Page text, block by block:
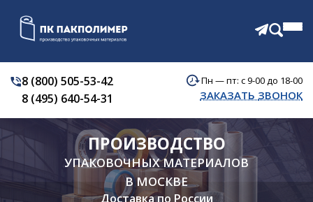
КАТАЛОГ
О КОМПАНИИ
АКЦИИ
ОТЗЫВЫ
ДОСТАВКА
КОНТАКТЫ
8 (800) 505-53-42
8 (495) 640-54-31
Пн — пт: с 9-00 до 18-00
ЗАКАЗАТЬ ЗВОНОК
ПРОИЗВОДСТВО
УПАКОВОЧНЫХ МАТЕРИАЛОВ
В МОСКВЕ
Доставка по России